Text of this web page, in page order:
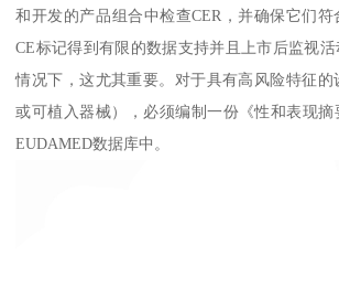
和开发的产品组合中检查CER，并确保它们
CE标记得到有限的数据支持并且上市后监视
情况下，这尤其重要。对于具有高风险特征
或可植入器械），必须编制一份《性和表现
EUDAMED数据库中。